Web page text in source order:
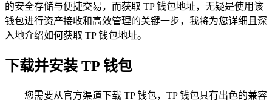
的安全存储与便捷交易，而获取 TP 钱包地址，无疑是使用该
钱包进行资产接收和高效管理的关键一步，我将为您详细且深
入地介绍如何获取 TP 钱包地址。
下载并安装 TP 钱包
您需要从官方渠道下载 TP 钱包，TP 钱包具有出色的兼容